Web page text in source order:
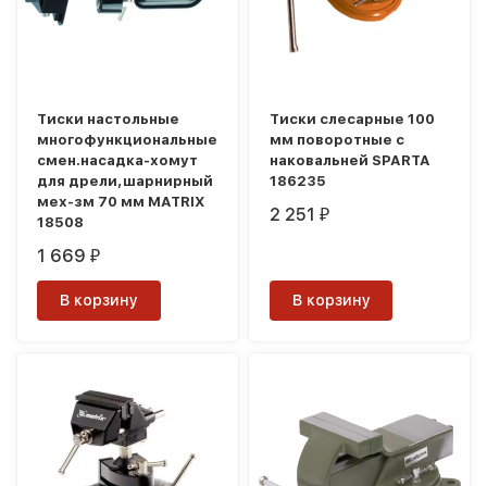
Тиски настольные
многофункциональные
смен.насадка-хомут
для дрели,шарнирный
мех-зм 70 мм MATRIX
18508
1 669 ₽
В корзину
Тиски слесарные 100
мм поворотные с
наковальней SPARTA
186235
2 251₽
В корзину